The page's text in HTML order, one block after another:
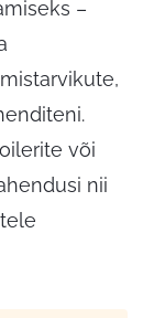
–
või
nii